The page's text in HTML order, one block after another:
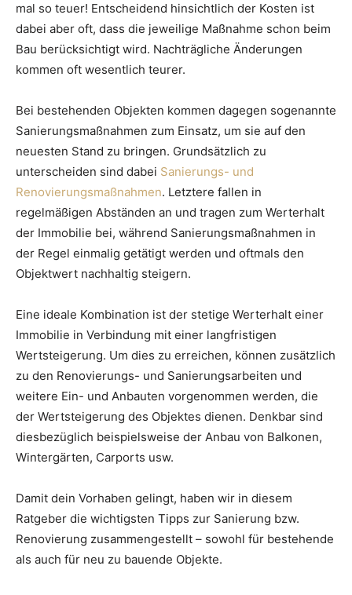
mal so teuer! Entscheidend hinsichtlich der Kosten ist
dabei aber oft, dass die jeweilige Maßnahme schon beim
Bau berücksichtigt wird. Nachträgliche Änderungen
kommen oft wesentlich teurer.
Bei bestehenden Objekten kommen dagegen sogenannte
Sanierungsmaßnahmen zum Einsatz, um sie auf den
neuesten Stand zu bringen. Grundsätzlich zu
unterscheiden sind dabei Sanierungs- und
Renovierungsmaßnahmen. Letztere fallen in
regelmäßigen Abständen an und tragen zum Werterhalt
der Immobilie bei, während Sanierungsmaßnahmen in
der Regel einmalig getätigt werden und oftmals den
Objektwert nachhaltig steigern.
Eine ideale Kombination ist der stetige Werterhalt einer
Immobilie in Verbindung mit einer langfristigen
Wertsteigerung. Um dies zu erreichen, können zusätzlich
zu den Renovierungs- und Sanierungsarbeiten und
weitere Ein- und Anbauten vorgenommen werden, die
der Wertsteigerung des Objektes dienen. Denkbar sind
diesbezüglich beispielsweise der Anbau von Balkonen,
Wintergärten, Carports usw.
Damit dein Vorhaben gelingt, haben wir in diesem
Ratgeber die wichtigsten Tipps zur Sanierung bzw.
Renovierung zusammengestellt – sowohl für bestehende
als auch für neu zu bauende Objekte.